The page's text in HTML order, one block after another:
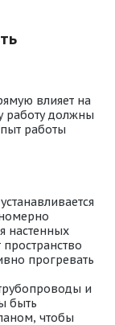
влияет на
работу должны
работы
настенных
прогревать
и
быть
чтобы